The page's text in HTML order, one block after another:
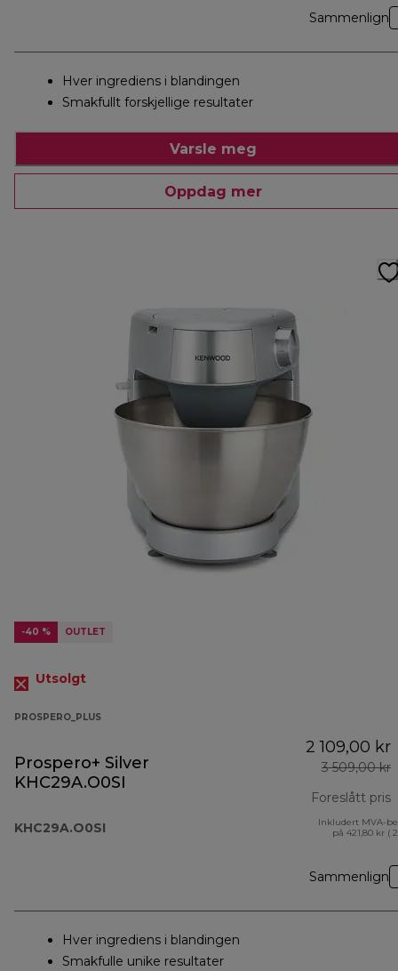
Sammenlign
Hver ingrediens i blandingen
Smakfullt forskjellige resultater
Varsle meg
Oppdag mer
-40 % OUTLET
Utsolgt
PROSPERO_PLUS
Prospero+ Silver
KHC29A.O0SI
KHC29A.O0SI
2 109,00 kr
3 509,00 kr
Foreslått pris
Inkludert MVA-
på 421,80 kr (
Sammenlign
Hver ingrediens i blandingen
Smakfulle unike resultater